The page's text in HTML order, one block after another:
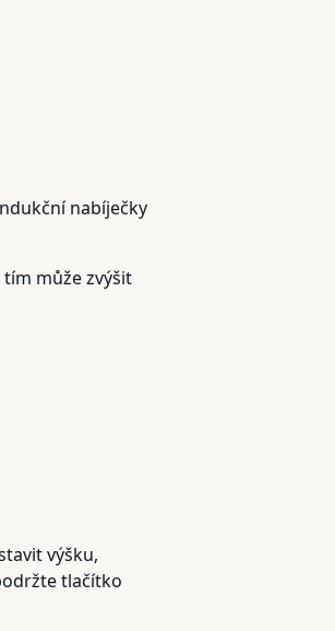
nabíječky
může zvýšit
výšku,
tlačítko